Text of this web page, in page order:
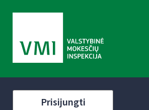
Prisijungti